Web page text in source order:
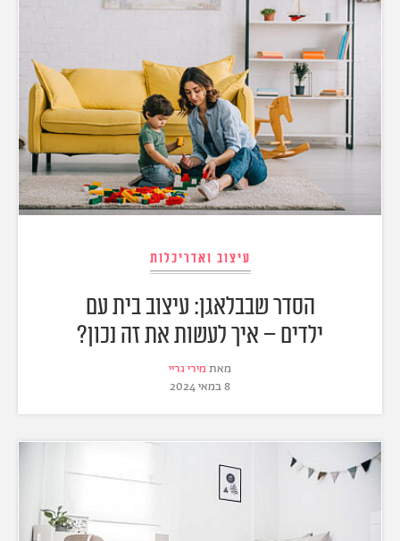
עיצוב ואדריכלות
הסדר שבבלאגן: עיצוב בית עם
ילדים – איך לעשות את זה נכון?
מאת מירי גריי
8 במאי 2024